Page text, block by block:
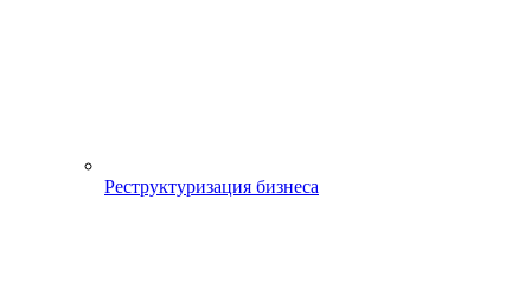
Реструктуризация бизнеса